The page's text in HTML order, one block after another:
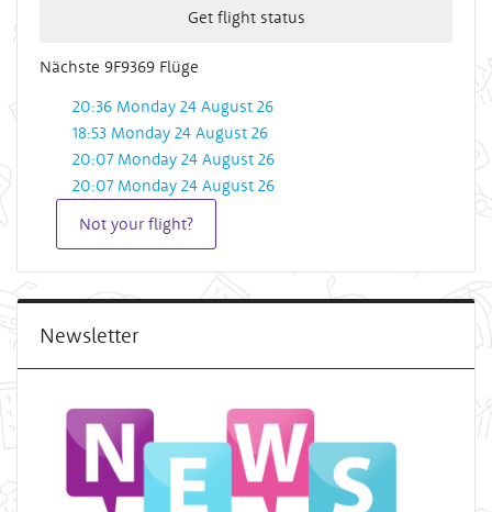
Get flight status
Nächste 9F9369 Flüge
20:36 Monday 24 August 26
18:53 Monday 24 August 26
20:07 Monday 24 August 26
20:07 Monday 24 August 26
Not your flight?
Newsletter